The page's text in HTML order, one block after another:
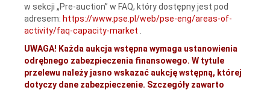
w sekcji „Pre-auction” w FAQ, który dostępny jest pod
adresem: https://www.pse.pl/web/pse-eng/areas-of-
activity/faq-capacity-market
UWAGA! Każda aukcja wstępna wymaga ustanowienia
odrębnego zabezpieczenia finansowego. W tytule
przelewu należy jasno wskazać aukcję wstępną, której
dotyczy dane zabezpieczenie. Szczegóły zawarto